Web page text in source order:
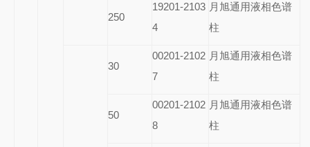
250
19201-2103
4
月旭通用液相色谱
柱
30
00201-2102
7
月旭通用液相色谱
柱
50
00201-2102
8
月旭通用液相色谱
柱